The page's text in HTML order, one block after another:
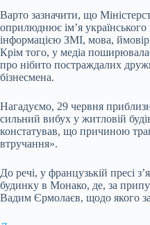
Варто зазначити, що
оприлюднює ім’я
інформацією ЗМІ, мова,
Крім того, у медіа
про нібито постраждалих
бізнесмена.
Нагадуємо, 29 червня
сильний вибух у житловій
констатував, що причиною
втручання».
До речі, у французькій пресі
будинку в Монако, де, за
Вадим Єрмолаєв, щодо якого